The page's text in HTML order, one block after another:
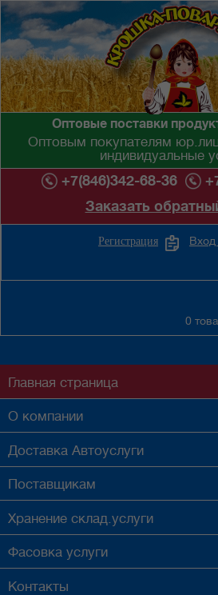
Оптовые поставки
Оптовым покупателям
индивидуальные
+7(846)342-68-36
Заказать
Вход
Регистрация
0
Главная страница
О компании
Доставка Автоуслуги
Поставщикам
Хранение склад.услуги
Фасовка услуги
Контакты